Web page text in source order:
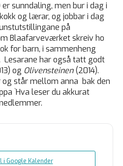
er sunndaling, men bur i dag i
og lærar, og jobbar i dag
på
Blaafarveværket skreiv ho
for barn, i sammenheng
Lesarane har også tatt godt
og Olivensteinen(2014).
og står mellom anna bak den
`Hva leser du akkurat
i Google Kalender